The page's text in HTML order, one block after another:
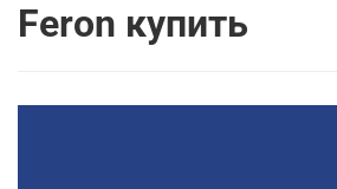
feron купить